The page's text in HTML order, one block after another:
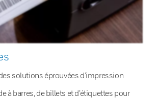
solutions éprouvées d’impression
à barres, de billets et d’étiquettes pour